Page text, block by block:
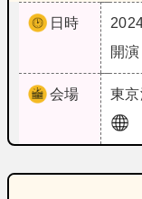
日時
開
会場 東京